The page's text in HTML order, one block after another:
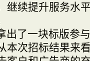
继续提升服务水
了一块标版参
本次招标结果来